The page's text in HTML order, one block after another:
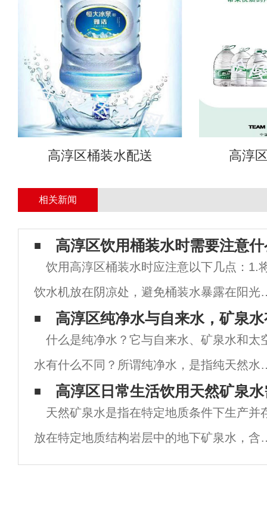
高淳区桶装水配送 高淳
相关新闻
高淳区饮用桶装水时需要注意
饮用高淳区桶装水时应注意以下几点：1.
饮水机放在阴凉处，避免桶装水暴露在阳光
下，影响水质。2.打开后的桶装水蕞好在10
内饮用，超过这个时间限制的水直接饮用是
安荃的。3.饮水机使用2个月后应彻 底清
高淳区纯净水与自来水，矿泉
什么是纯净水？它与自来水、矿泉水和太
水有什么不同？所谓纯净水，是指纯天然水
（自来水）经过十几层（或二十多层）过滤
对水进行处理、净化和净化而获得的水。在
理过程中，除了水中的细菌、病毒和杂质外
还过
高淳区日常生活饮用天然矿泉
天然矿泉水是指在特定地质条件下生产并
放在特定地质结构岩层中的地下矿泉水，含
特殊的化学成分或特殊的物理性质。它含有